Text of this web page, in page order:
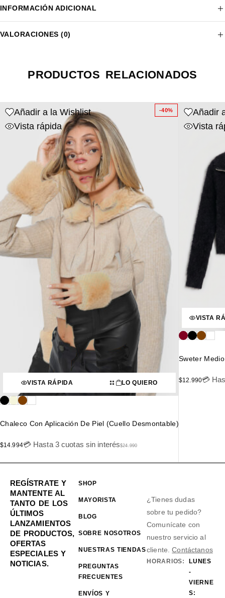
INFORMACIÓN ADICIONAL
VALORACIONES (0)
PRODUCTOS RELACIONADOS
-40%
Añadir a la Wishlist
Vista rápida
VISTA RÁPIDA LO QUIERO
Chaleco Con Aplicación De Piel (cuello Desmontable)
$24.990
$14.994💳 Hasta 3 cuotas sin interés
Añadir
Vista
VISTA
Sweter
$12.990💳
REGÍSTRATE Y
MANTENTE AL
TANTO DE LOS
ÚLTIMOS
LANZAMIENTOS
DE PRODUCTOS,
OFERTAS
ESPECIALES Y
NOTICIAS.
SHOP
MAYORISTA
BLOG
SOBRE NOSOTROS
NUESTRAS TIENDAS
PREGUNTAS
FRECUENTES
ENVÍOS Y
¿Tienes dudas
sobre tu pedido?
Comunícate con
nuestro servicio al
cliente.Contáctanos
HORARIOS:
LUNES
-
VIERNE
S: